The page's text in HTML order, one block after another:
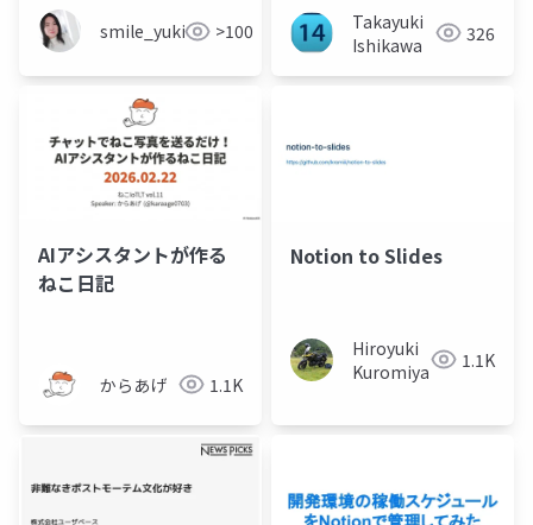
smile_yukiko_it>100
Takayuki
Ishikawa
326
AIアシスタントが作る
ねこ日記
からあげ 1.1K
Notion to Slides
Hiroyuki
Kuromiya
1.1K